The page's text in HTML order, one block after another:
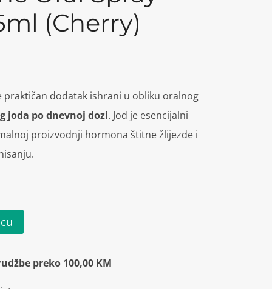
(Cherry)
praktičan dodatak ishrani u obliku oralnog
joda po dnevnoj dozi. Jod je esencijalni
proizvodnji hormona štitne žlijezde i
preko 100,00 KM